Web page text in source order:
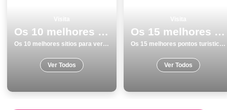
Os 10 melhores sitios para ver e visitar em Faro
Os 10 melhores sitios para ver e visitar em Faro
Ver Todos
Os 15 melhores pontos turisticos e passeios em Monumentos Viseu
Os 15 melhores pontos turisticos e passeios em Monumentos Viseu
Ver Todos